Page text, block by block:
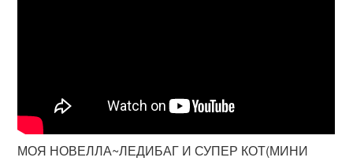
МОЯ НОВЕЛЛА~ЛЕДИБАГ И СУПЕР КОТ(МИНИ